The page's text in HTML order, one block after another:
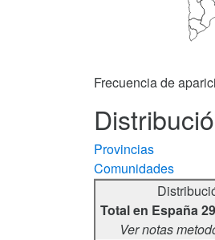
Frecuencia de
Provincias
Comunidades
Total en España
Ver notas